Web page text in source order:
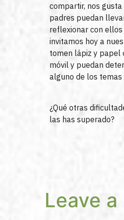
compartir, nos
padres puedan
reflexionar con ellos
invitamos hoy a
tomen lápiz y papel
móvil y puedan
alguno de los
¿Qué otras
las has superado?
Leave a